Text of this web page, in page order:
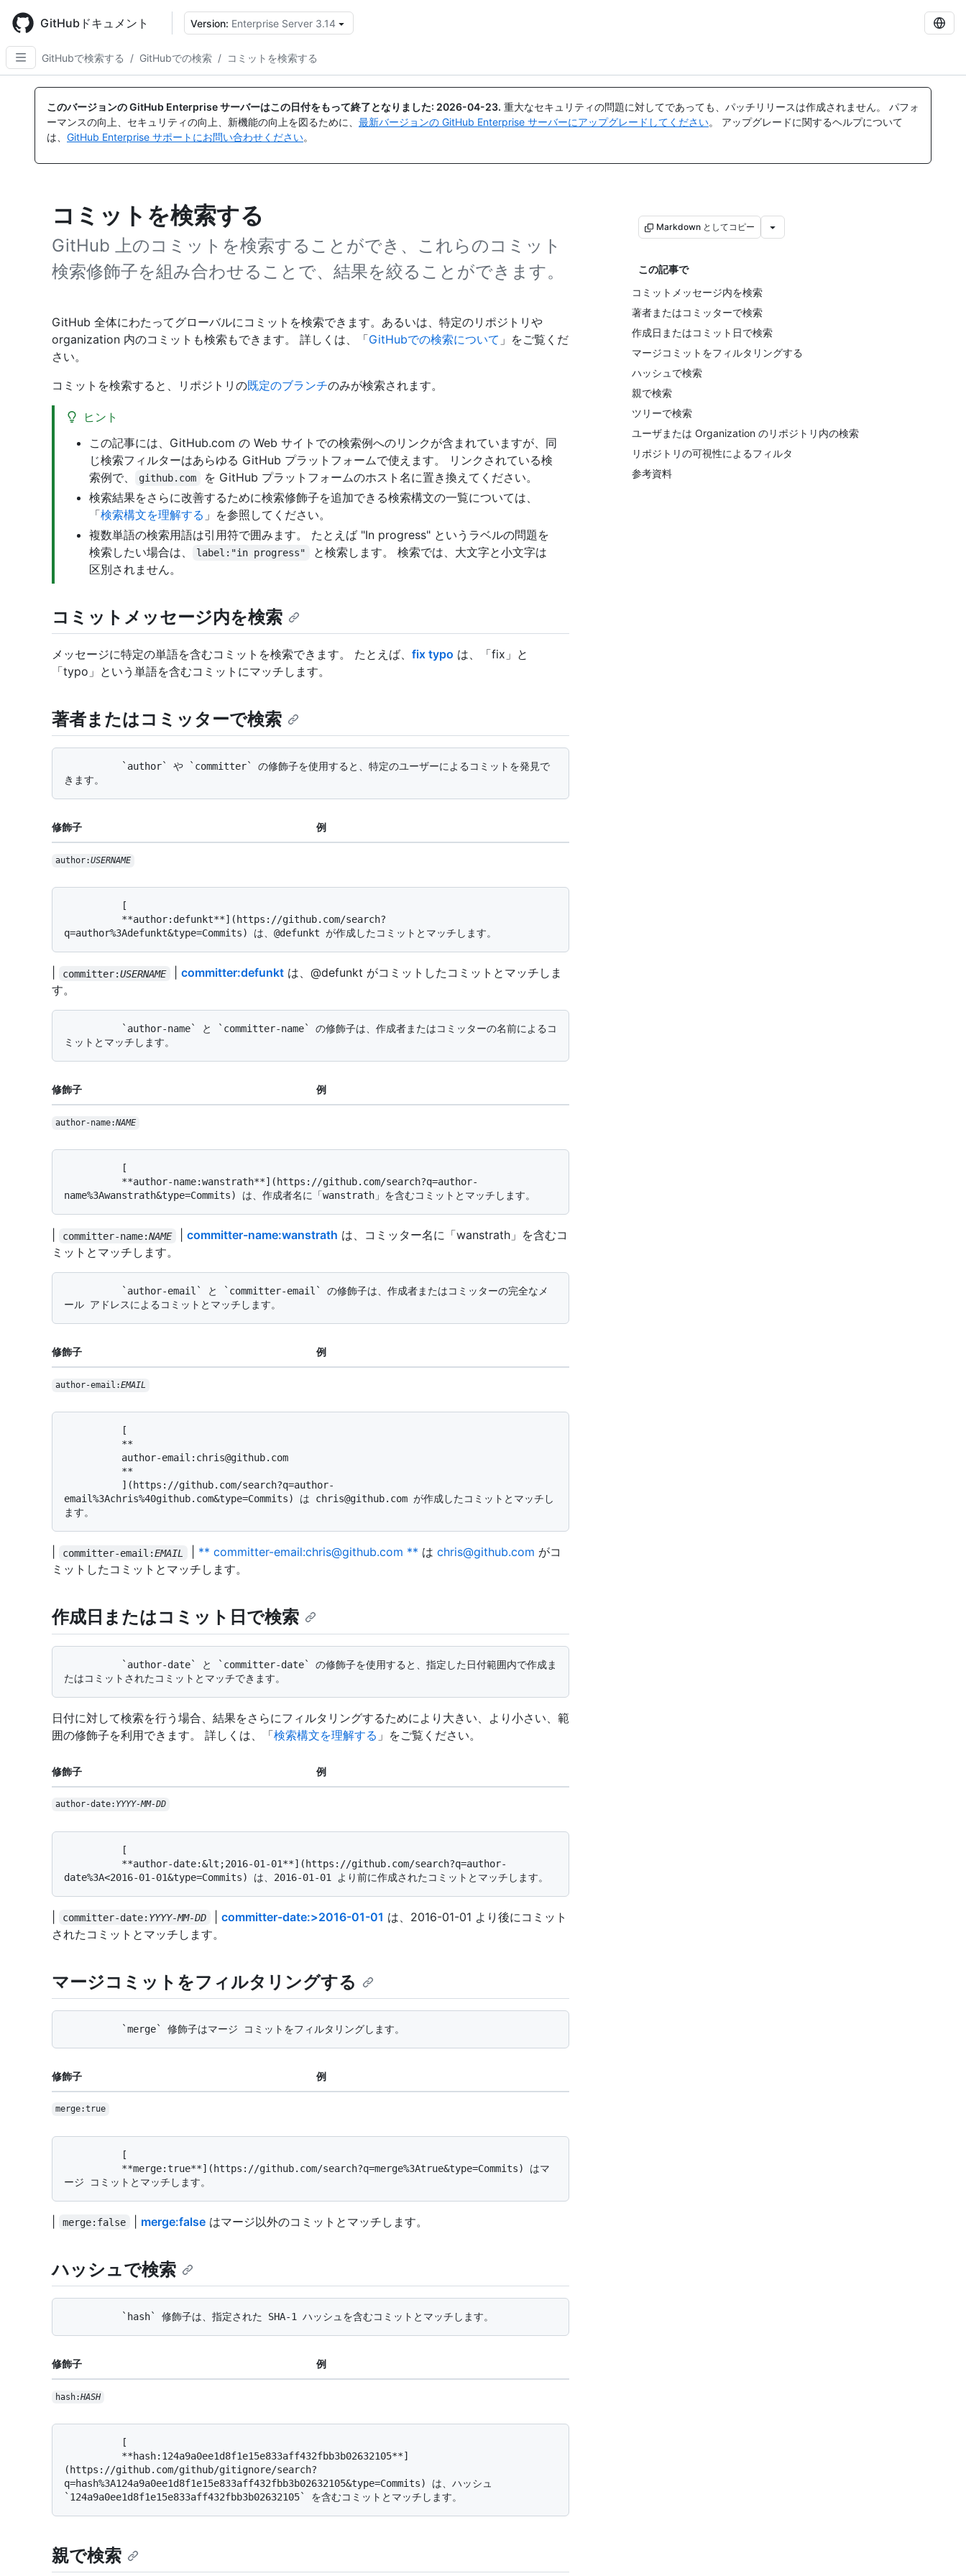
main
content
GitHubドキュメント Version: Enterprise Server 3.14
GitHubで検索する
/ GitHubでの検索 / コミットを検索する
このバージョンの GitHub Enterprise サーバーはこの日付をもって終了となりました: 2026-04-23. 重大なセキュリティの問題に対してであっても、パッチリリースは作成されません。 パフォ
ーマンスの向上、セキュリティの向上、新機能の向上を図るために、 最新バージョンの GitHub Enterprise サーバーにアップグレードしてください。 アップグレードに関するヘルプについて
は、 GitHub Enterprise サポートにお問い合わせください。
コミットを検索する
GitHub 上のコミットを検索することができ、これらのコミット
検索修飾子を組み合わせることで、結果を絞ることができます。
Markdown としてコピー
この記事で
コミットメッセージ内を検索
著者またはコミッターで検索
作成日またはコミット日で検索
マージコミットをフィルタリングする
ハッシュで検索
親で検索
ツリーで検索
ユーザまたは Organization のリポジトリ内の検索
リポジトリの可視性によるフィルタ
参考資料
GitHub 全体にわたってグローバルにコミットを検索できます。あるいは、特定のリポジトリや
organization 内のコミットも検索もできます。 詳しくは、「GitHubでの検索について 」をご覧くだ
さい。
コミットを検索すると、リポジトリの既定のブランチのみが検索されます。
ヒント
この記事には、GitHub.com の Web サイトでの検索例へのリンクが含まれていますが、同
じ検索フィルターはあらゆる GitHub プラットフォームで使えます。 リンクされている検
索例で、
github.com
を GitHub プラットフォームのホスト名に置き換えてください。
検索結果をさらに改善するために検索修飾子を追加できる検索構文の一覧については、
「検索構文を理解する 」を参照してください。
複数単語の検索用語は引用符で囲みます。 たとえば "In progress" というラベルの問題を
検索したい場合は、
label:"in progress"
と検索します。 検索では、大文字と小文字は
区別されません。
コミットメッセージ内を検索
メッセージに特定の単語を含むコミットを検索できます。 たとえば、 fix typo は、「fix」と
「typo」という単語を含むコミットにマッチします。
著者またはコミッターで検索
修飾子 例
author:USERNAME
committer:USERNAME committer:defunktは、@defunkt がコミットしたコミットとマッチしま
す。
修飾子 例
author-name:NAME
committer-name:NAME committer-name:wanstrath は、コミッター名に「wanstrath」を含むコ
ミットとマッチします。
修飾子 例
author-email:EMAIL
email%3Achris%40github.com&type=Commits) は chris@github.com が作成したコミットとマッチし
committer-email:EMAIL ** committer-email:chris@github.com ** は chris@github.com がコ
ミットしたコミットとマッチします。
作成日またはコミット日で検索
日付に対して検索を行う場合、結果をさらにフィルタリングするためにより大きい、より小さい、範
囲の修飾子を利用できます。 詳しくは、「検索構文を理解する 」をご覧ください。
修飾子 例
author-date: YYYY-MM-DD
committer-date: YYYY-MM-DD committer-date:>2016-01-01 は、2016-01-01 より後にコミット
されたコミットとマッチします。
マージコミットをフィルタリングする
修飾子 例
merge:true
merge:false merge:falseはマージ以外のコミットとマッチします。
ハッシュで検索
修飾子 例
hash:HASH
(https://github.com/github/gitignore/search?
q=hash%3A124a9a0ee1d8f1e15e833aff432fbb3b02632105&type=Commits) は、ハッシュ
親で検索